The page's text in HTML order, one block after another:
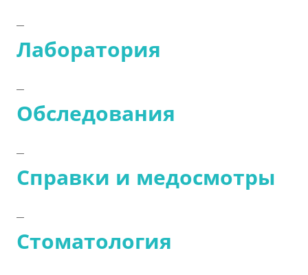
Лаборатория
Обследования
Справки и медосмотры
Стоматология